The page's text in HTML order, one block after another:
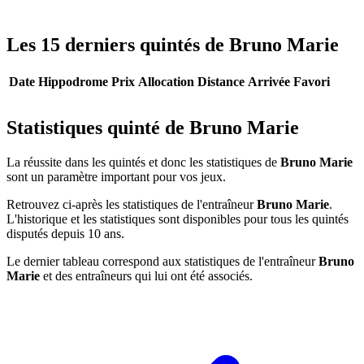
Les 15 derniers quintés de Bruno Marie
Date Hippodrome Prix Allocation Distance Arrivée Favori
Statistiques quinté de Bruno Marie
La réussite dans les quintés et donc les statistiques de Bruno Marie
sont un paramètre important pour vos jeux.
Retrouvez ci-après les statistiques de l'entraîneurBruno Marie.
L'historique et les statistiques sont disponibles pour tous les quintés
disputés depuis 10 ans.
Le dernier tableau correspond aux statistiques de l'entraîneurBruno
Marie et des entraîneurs qui lui ont été associés.